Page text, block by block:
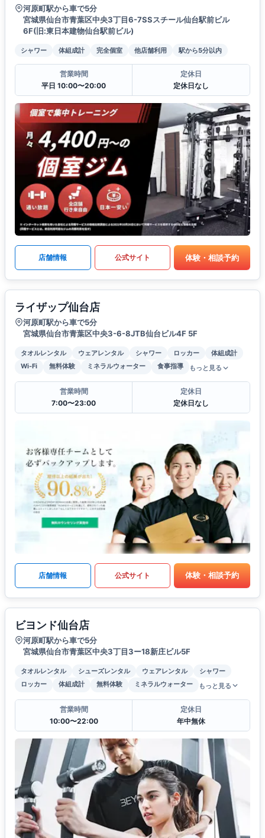
河原町駅から車で5分
宮城県仙台市青葉区中央3丁目6-7SSスチール仙台駅前ビル
6F(旧:東日本建物仙台駅前ビル)
シャワー 体組成計 完全個室 他店舗利用 駅から5分以内
営業時間
平日 10:00〜20:00
定休日
定休日なし
店舗情報 公式サイト 体験・相談予約
ライザップ仙台店
河原町駅から車で5分
宮城県仙台市青葉区中央3-6-8JTB仙台ビル4F 5F
タオルレンタル ウェアレンタル シャワー ロッカー
体組成計
Wi-Fi
無料体験 ミネラルウォーター 食事指導 もっと見る
営業時間
7:00〜23:00
定休日
定休日なし
店舗情報 公式サイト 体験・相談予約
ビヨンド仙台店
河原町駅から車で5分
宮城県仙台市青葉区中央3丁目3ー18新庄ビル5F
タオルレンタル シューズレンタル ウェアレンタル
シャワー
ロッカー
体組成計 無料体験 ミネラルウォーター もっと見る
営業時間
10:00〜22:00
定休日
年中無休